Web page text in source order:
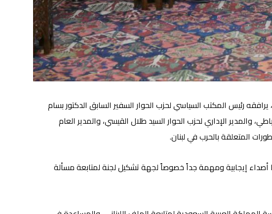
، يرافقه رئيس المكتب السياسي لحزب الحوار السفير السابق الدكتور بسام
والمدير الإداري لحزب الحوار السيد طلال القيسي، والمدير العام
المتعلقة بالحرب في لبنان.
أصداء إيجابية ومهمة جداً خصوصاً لجهة تشكيل لجنة لمتابعة مسألة